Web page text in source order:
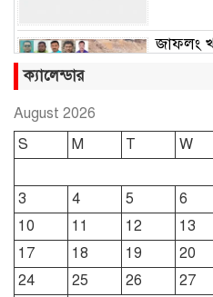
জাফলং
ছাতকে
শীতবস্ত্র
খাসজমি
প্রশাসন
ক্যালেন্ডার
August 2026
S
M T W
3
4 5 6
10
11 12 13
17
18 19 20
24
25 26 27